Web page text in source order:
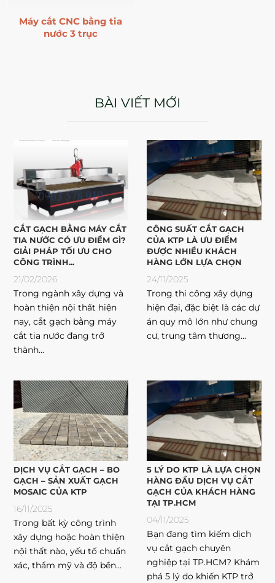
Máy cắt CNC bằng tia
nước 3 trục
BÀI VIẾT MỚI
CẮT GẠCH BẰNG MÁY CẮT
TIA NƯỚC CÓ ƯU ĐIỂM GÌ?
GIẢI PHÁP TỐI ƯU CHO
CÔNG TRÌNH...
21/02/2026
Trong ngành xây dựng và
hoàn thiện nội thất hiện
nay, cắt gạch bằng máy
cắt tia nước đang trở
thành...
CÔNG SUẤT CẮT GẠCH
CỦA KTP LÀ ƯU ĐIỂM
ĐƯỢC NHIỀU KHÁCH
HÀNG LỚN LỰA CHỌN
24/11/2025
Trong thi công xây dựng
hiện đại, đặc biệt là các dự
án quy mô lớn như chung
cư, trung tâm thương...
DỊCH VỤ CẮT GẠCH – BO
GẠCH – SẢN XUẤT GẠCH
MOSAIC CỦA KTP
16/11/2025
Trong bất kỳ công trình
xây dựng hoặc hoàn thiện
nội thất nào, yếu tố chuẩn
xác, thẩm mỹ và độ bền...
5 LÝ DO KTP LÀ LỰA CHỌN
HÀNG ĐẦU DỊCH VỤ CẮT
GẠCH CỦA KHÁCH HÀNG
TẠI TP.HCM
04/11/2025
Bạn đang tìm kiếm dịch
vụ cắt gạch chuyên
nghiệp tại TP.HCM? Khám
phá 5 lý do khiến KTP trở